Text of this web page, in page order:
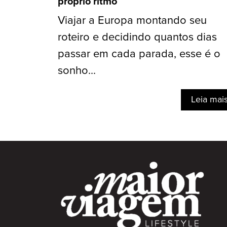
Viajar a Europa montando seu
roteiro e decidindo quantos dias
passar em cada parada, esse é o
sonho...
Leia